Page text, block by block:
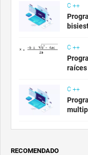
C ++
C ++
C ++
RECOMENDADO